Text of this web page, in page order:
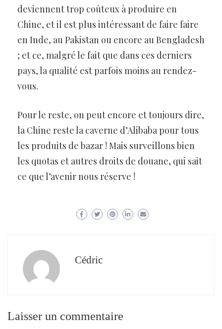
deviennent trop coûteux à produire en
Chine, et il est plus intéressant de faire faire
en Inde, au Pakistan ou encore au Bengladesh
; et ce, malgré le fait que dans ces derniers
pays, la qualité est parfois moins au rendez-
vous.
Pour le reste, on peut encore et toujours dire,
la Chine reste la caverne d’Alibaba pour tous
les produits de bazar ! Mais surveillons bien
les quotas et autres droits de douane, qui sait
ce que l’avenir nous réserve !
Cédric
Laisser un commentaire